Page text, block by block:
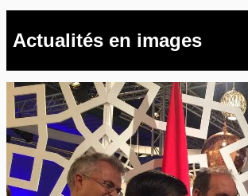
Actualités en images